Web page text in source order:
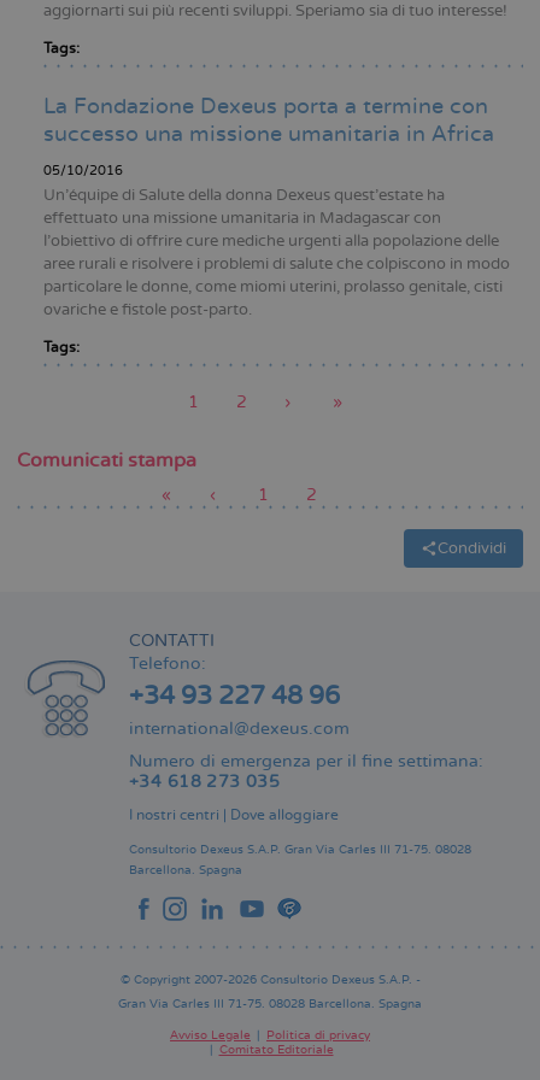
aggiornarti sui più recenti sviluppi. Speriamo sia di tuo interesse!
Tags:
La Fondazione Dexeus porta a termine con
successo una missione umanitaria in Africa
05/10/2016
Un’équipe di Salute della donna Dexeus quest’estate ha
effettuato una missione umanitaria in Madagascar con
l’obiettivo di offrire cure mediche urgenti alla popolazione delle
aree rurali e risolvere i problemi di salute che colpiscono in modo
particolare le donne, come miomi uterini, prolasso genitale, cisti
ovariche e fistole post-parto.
Tags:
Pagina
1 Pagina
2
Pagina
›
Ultima
»
Comunicati stampa
Prima
pagina
«
Pagina
precedente
‹ Pagina
1
Pagina
attuale
2
Condividi
CONTATTI
Telefono:
+34 93 227 48 96
international@dexeus.com
Numero di emergenza per il fine settimana:
+34 618 273 035
I nostri centri Dove alloggiare
Consultorio Dexeus S.A.P. Gran Via Carles III 71-75. 08028
Barcellona. Spagna
© Copyright 2007-2026 Consultorio Dexeus S.A.P. -
Gran Via Carles III 71-75. 08028 Barcellona. Spagna
Avviso Legale
Politica di privacy
Comitato Editoriale